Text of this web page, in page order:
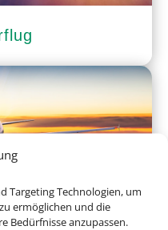
Targeting Technologien, um
ermöglichen und die
Bedürfnisse anzupassen.